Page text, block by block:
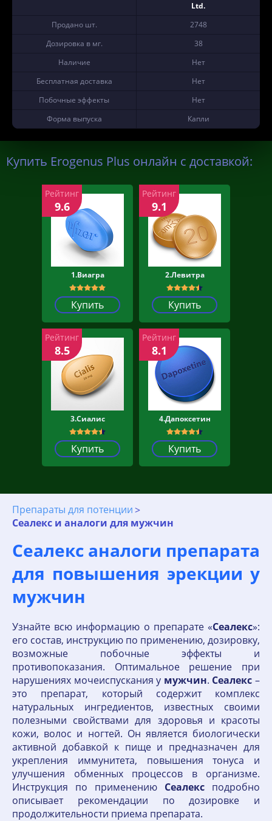
Ltd.
Продано шт.
2748
Дозировка в мг.
38
Наличие
Нет
Бесплатная доставка
Нет
Побочные эффекты
Нет
Форма выпуска
Капли
Купить Erogenus Plus онлайн с доставкой:
1.Виагра
Купить
Рейтинг
9.6
2.Левитра
Купить
Рейтинг
9.1
3.Сиалис
Купить
Рейтинг
8.5
4.Дапоксетин
Купить
Рейтинг
8.1
Препараты для потенции
Сеалекс и аналоги для мужчин
Сеалекс аналоги препарата
для повышения эрекции у
мужчин
Узнайте всю информацию о препарате «Сеалекс»:
его состав, инструкцию по применению, дозировку,
возможные побочные эффекты и
противопоказания. Оптимальное решение при
нарушениях мочеиспускания у мужчин. Сеалекс –
это препарат, который содержит комплекс
натуральных ингредиентов, известных своими
полезными свойствами для здоровья и красоты
кожи, волос и ногтей. Он является биологически
активной добавкой к пище и предназначен для
укрепления иммунитета, повышения тонуса и
улучшения обменных процессов в организме.
Инструкция по применению Сеалекс подробно
описывает рекомендации по дозировке и
продолжительности приема препарата.